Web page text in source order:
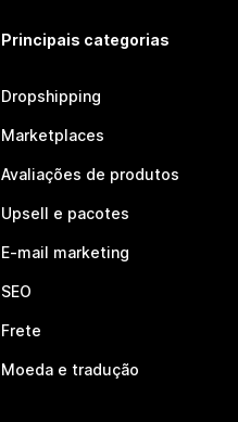
Principais categorias
Dropshipping
Marketplaces
Avaliações de produtos
Upsell e pacotes
E-mail marketing
SEO
Frete
Moeda e tradução